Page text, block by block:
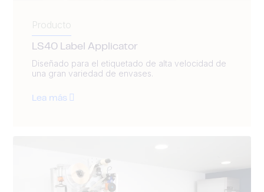
Producto
LS40 Label Applicator
Diseñado para el etiquetado de alta velocidad de
una gran variedad de envases.
Lea más